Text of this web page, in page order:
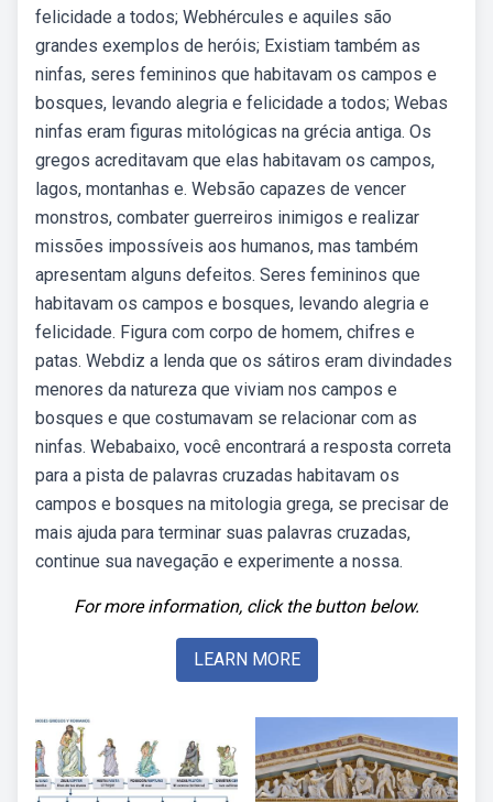
felicidade a todos; Webhércules e aquiles são
grandes exemplos de heróis; Existiam também as
ninfas, seres femininos que habitavam os campos e
bosques, levando alegria e felicidade a todos; Webas
ninfas eram figuras mitológicas na grécia antiga. Os
gregos acreditavam que elas habitavam os campos,
lagos, montanhas e. Websão capazes de vencer
monstros, combater guerreiros inimigos e realizar
missões impossíveis aos humanos, mas também
apresentam alguns defeitos. Seres femininos que
habitavam os campos e bosques, levando alegria e
felicidade. Figura com corpo de homem, chifres e
patas. Webdiz a lenda que os sátiros eram divindades
menores da natureza que viviam nos campos e
bosques e que costumavam se relacionar com as
ninfas. Webabaixo, você encontrará a resposta correta
para a pista de palavras cruzadas habitavam os
campos e bosques na mitologia grega, se precisar de
mais ajuda para terminar suas palavras cruzadas,
continue sua navegação e experimente a nossa.
For more information, click the button below.
LEARN MORE